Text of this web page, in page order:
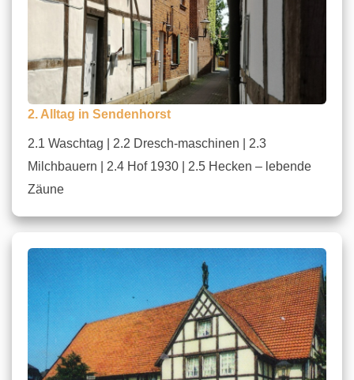
2. Alltag in Sendenhorst
2.1 Waschtag | 2.2 Dresch-maschinen | 2.3
Milchbauern | 2.4 Hof 1930 | 2.5 Hecken – lebende
Zäune